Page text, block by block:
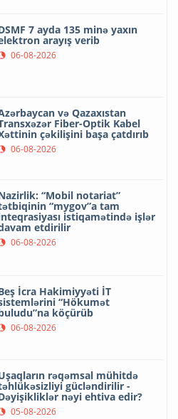
7 ayda 135 minə yaxın
arayış verib
06-08-2026
və Qazaxıstan
Fiber-Optik Kabel
çəkilişini başa çatdırıb
06-08-2026
“Mobil notariat”
“mygov”a tam
istiqamətində işlər
etdirilir
06-08-2026
İcra Hakimiyyəti İT
“Hökumət
köçürüb
06-08-2026
rəqəmsal mühitdə
gücləndirilir -
nəyi ehtiva edir?
05-08-2026